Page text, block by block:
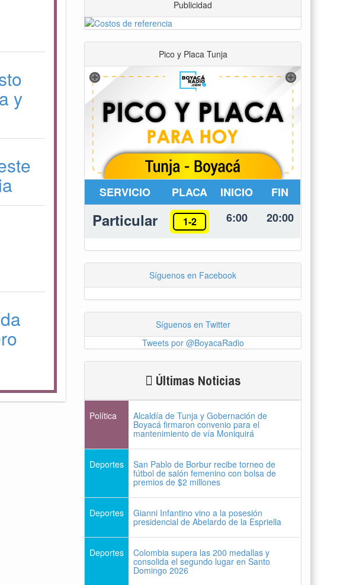
y
Publicidad
Pico y Placa Tunja
SERVICIO PLACA INICIO FIN
Particular 1-2 6:00 20:00
Síguenos en Facebook
Síguenos en Twitter
Tweets por @BoyacaRadio
Últimas Noticias
Política Alcaldía de Tunja y Gobernación de
Boyacá firmaron convenio para el
mantenimiento de vía Moniquirá
Deportes San Pablo de Borbur recibe torneo de
fútbol de salón femenino con bolsa de
premios de $2 millones
Deportes Gianni Infantino vino a la posesión
presidencial de Abelardo de la Espriella
Deportes Colombia supera las 200 medallas y
consolida el segundo lugar en Santo
Domingo 2026